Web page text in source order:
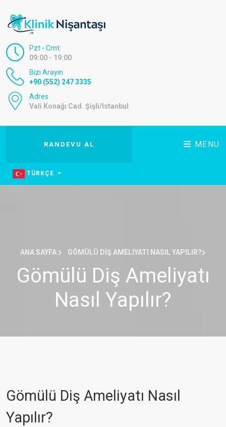
Pzt - Cmt:
09:00 - 19:00
Bizi Arayın
+90 (552) 247 3335
Adres
Vali Konağı Cad. Şişli/İstanbul
RANDEVU AL MENU
TÜRKÇE
ANA SAYFA GÖMÜLÜ DIŞ AMELIYATI NASIL YAPILIR?
Gömülü Diş Ameliyatı
Nasıl Yapılır?
Gömülü Diş Ameliyatı Nasıl
Yapılır?